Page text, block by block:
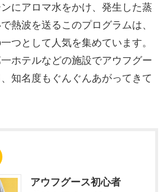
にアロマ水をかけ、発生した蒸
熱波を送るこのプログラムは、
つとして人気を集めています。
ホテルなどの施設でアウフグー
知名度もぐんぐんあがってきて
アウフグース初心者